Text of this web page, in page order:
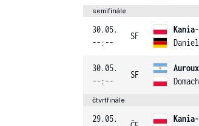
semifinále
30.05.
--:--
SF
Kania-
30.05.
--:--
SF
Auroux
čtvrtfinále
29.05.
Kania-